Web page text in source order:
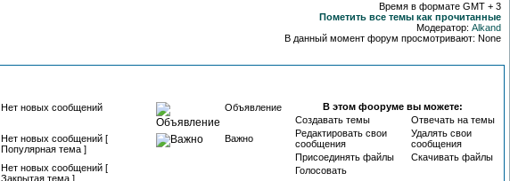
Время в формате GMT + 3
Пометить все темы как прочитанные
Модератор: Alkand
В данный момент форум просмотривают: None
Нет новых сообщений Объявление
Нет новых сообщений [
Популярная тема ]
Важно
Нет новых сообщений [
Закрытая тема ]
В этом фооруме вы можете:
Создавать темы
Отвечать на темы
Редактировать свои
сообщения
Удалять свои
сообщения
Присоединять файлы
Скачивать файлы
Голосовать